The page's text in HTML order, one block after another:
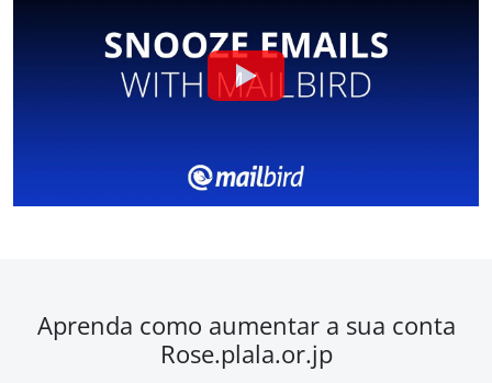
Aprenda como aumentar a sua conta
Rose.plala.or.jp